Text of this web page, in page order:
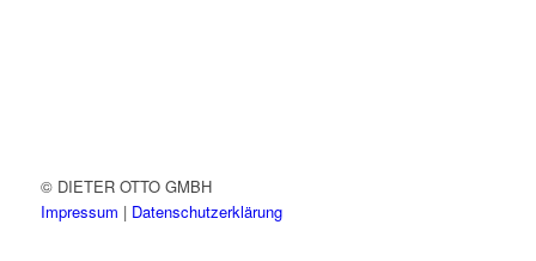
© DIETER OTTO GMBH
Impressum | Datenschutzerklärung